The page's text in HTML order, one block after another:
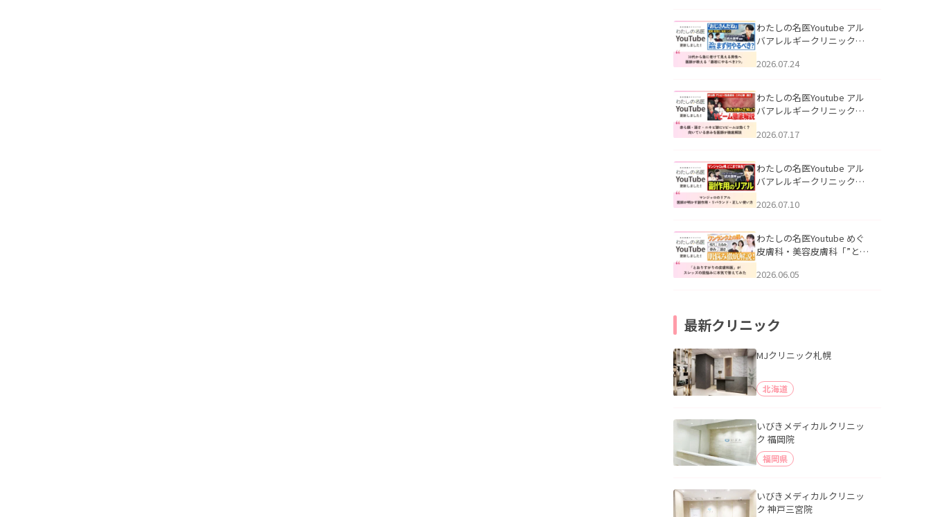
説」を公開いたしました。
わたしの名医Youtube アル
バアレルギークリニック札
える男性へ｜医師が教える
公開いたしました。
2026.07.24
わたしの名医Youtube アル
バアレルギークリニック札
跡にVビームは効く？向いて
説」を公開いたしました。
2026.07.17
わたしの名医Youtube アル
バアレルギークリニック札
医師が明かす副作用・リバ
公開いたしました。
2026.07.10
わたしの名医Youtube めぐ
皮膚科・美容皮膚科「”とお
ッズの肌悩みに本気で答え
2026.06.05
最新クリニック
MJクリニック札幌
北海道
いびきメディカルクリニッ
ク 福岡院
福岡県
いびきメディカルクリニッ
ク 神戸三宮院